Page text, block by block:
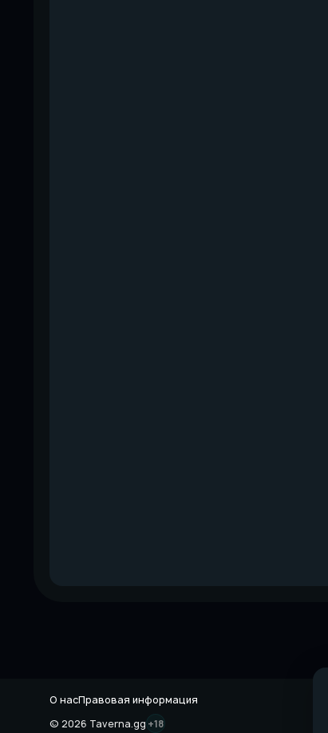
О насПравовая информация
© 2026 Taverna.gg +18